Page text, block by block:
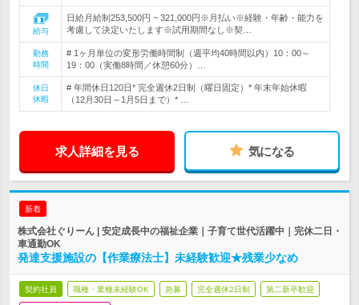
給与
日給月給制253,500円 ~ 321,000円※月払い※経験・年齢・能力を
考慮して決定いたします※試用期間なし※契…
勤務
時間
# 1ヶ月単位の変形労働時間制（週平均40時間以内）10：00～
19：00（実働8時間／休憩60分）…
休日
休暇
# 年間休日120日* 完全週休2日制（曜日固定）* 年末年始休暇
（12月30日～1月5日まで）* …
求人詳細を見る 気になる
新着
株式会社ぐりーん | 安定成長中の福祉企業｜子育て世代活躍中｜完休二日・
車通勤OK
発達支援施設の【作業療法士】未経験歓迎★残業少なめ
契約社員 職種・業種未経験OK 急募 完全週休2日制 第二新卒歓迎